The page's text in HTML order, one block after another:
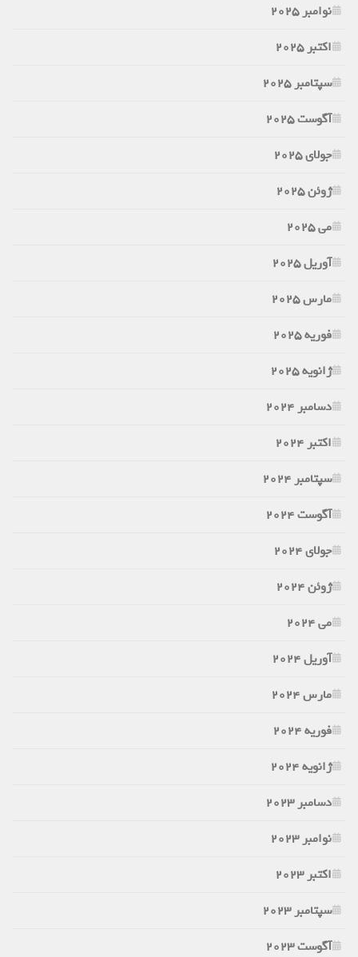
نوامبر 2025
اکتبر 2025
سپتامبر 2025
آگوست 2025
جولای 2025
ژوئن 2025
می 2025
آوریل 2025
مارس 2025
فوریه 2025
ژانویه 2025
دسامبر 2024
اکتبر 2024
سپتامبر 2024
آگوست 2024
جولای 2024
ژوئن 2024
می 2024
آوریل 2024
مارس 2024
فوریه 2024
ژانویه 2024
دسامبر 2023
نوامبر 2023
اکتبر 2023
سپتامبر 2023
آگوست 2023